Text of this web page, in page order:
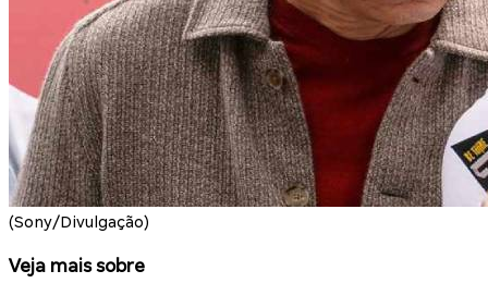
(Sony/Divulgação)
Veja mais sobre